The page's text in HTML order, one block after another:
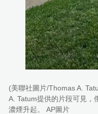
(美聯社圖片/Thomas A.
A. Tatum提供的片段可見，
濃煙升起。 AP圖片